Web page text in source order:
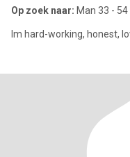
Op zoek naar: Man 33 - 54
Im hard-working, honest,